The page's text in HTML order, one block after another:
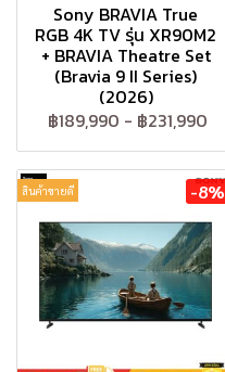
Sony BRAVIA True
RGB 4K TV รุ่น XR90M2
+ BRAVIA Theatre Set
(Bravia 9 II Series)
(2026)
฿189,990 - ฿231,990
สินค้าขายดี -8%